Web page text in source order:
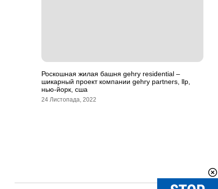
Роскошная жилая башня gehry residential –
шикарный проект компании gehry partners, llp,
нью-йорк, сша
24 Листопада, 2022